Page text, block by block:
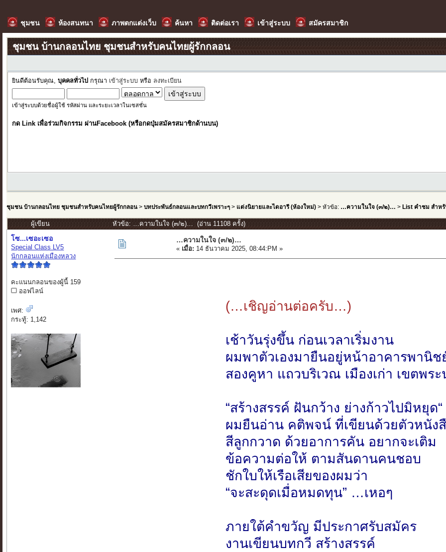
ชุมชน ห้องสนทนา ภาพตกแต่งเว็บ ค้นหา ติดต่อเรา เข้าสู่ระบบ สมัครสมาชิก
ชุมชน บ้านกลอนไทย ชุมชนสำหรับคนไทยผู้รักกลอน
ยินดีต้อนรับคุณ,บุคคลทั่วไป กรุณา เข้าสู่ระบบ หรือ ลงทะเบียน
เข้าสู่ระบบด้วยชื่อผู้ใช้ รหัสผ่าน และระยะเวลาในเซสชั่น
กด Link เพื่อร่วมกิจกรรม ผ่านFacebook (หรือกดปุ่มสมัครสมาชิกด้านบน)
ชุมชน บ้านกลอนไทย ชุมชนสำหรับคนไทยผู้รักกลอน >บทประพันธ์กลอนและบทกวีเพราะๆ > แต่งนิยายและไดอารี (ห้องใหม่) > หัวข้อ: …ความในใจ (๓/๒)… >List คำชม สำห
ผู้เขียน หัวข้อ: …ความในใจ (๓/๒)… (อ่าน 11108 ครั้ง)
โซ...เซอะเซอ
Special Class LV5
นักกลอนแห่งเมืองหลวง
คะแนนกลอนของผู้นี้ 159
ออฟไลน์
เพศ:
กระทู้: 1,142
…ความในใจ (๓/๒)…
« เมื่อ: 14 ธันวาคม 2025, 08:44:PM »
(…เชิญอ่านต่อครับ…)
เช้าวันรุ่งขึ้น ก่อนเวลาเริ่มงาน
ผมพาตัวเองมายืนอยู่หน้าอาคารพานิ
สองคูหา แถวบริเวณ เมืองเก่า เขตพร
“สร้างสรรค์ ฝันกว้าง ย่างก้าวไปมิหยุด“
ผมยืนอ่าน คติพจน์ ที่เขียนด้วยตัวหนัง
สีลูกกวาด ด้วยอาการคัน อยากจะเติม
ข้อความต่อให้ ตามสันดานคนชอบ
ชักใบให้เรือเสียของผมว่า
“จะสะดุดเมื่อหมดทุน” …เหอๆ
ภายใต้คำขวัญ มีประกาศรับสมัคร
งานเขียนบทกวี สร้างสรรค์